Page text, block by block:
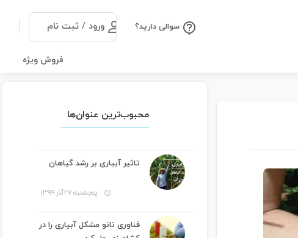
ورود / ثبت نام سوالی دارید؟
فروش ویژه
محبوب‌ترین عنوان‌ها
تاثیر آبیاری بر رشد گیاهان
پنجشنبه ۲۷ آذر ۱۳۹۹
فناوری نانو مشکل آبیاری را در